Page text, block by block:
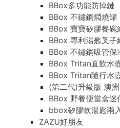
BBox多功能防掉鏈
BBox 不鏽鋼燜燒罐
BBox 寶寶矽膠餐碗
BBox 專利湯匙叉子
BBox 不鏽鋼吸管保
BBox Tritan直飲水
BBox Tritan隨行水
(第二代)升級版 澳
BBox 野餐便當盒迷
bbox矽膠軟湯匙兩
ZAZU好朋友